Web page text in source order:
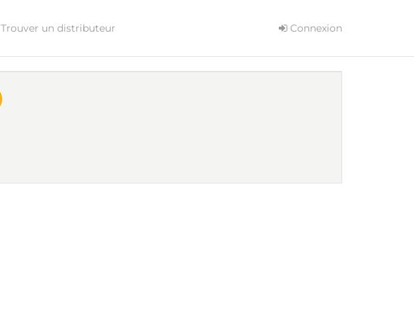
Trouver un distributeur Connexion